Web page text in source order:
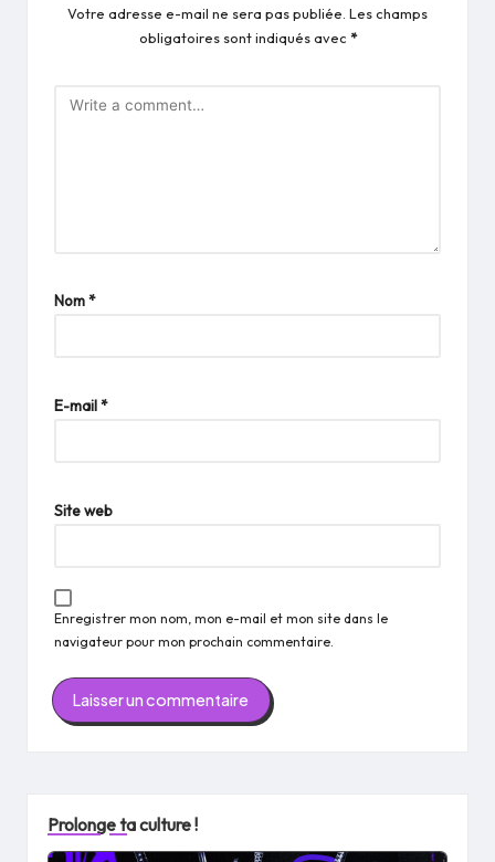
Votre adresse e-mail ne sera pas publiée. Les champs
obligatoires sont indiqués avec *
Nom*
E-mail*
Site web
Enregistrer mon nom, mon e-mail et mon site dans le
navigateur pour mon prochain commentaire.
Prolonge ta culture !